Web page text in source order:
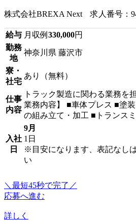
株式会社BREXA Next 求人番号：
給与 月収例 330,000円
勤務
地
神奈川県 藤沢市
寮・
社宅
あり（無料）
仕事
内容
トラック製造に関わる業務
業務内容】 ■車体プレス ■塗
の組み立て・加工 ■トランス
入社
日
9月
1日
※目安になります、表記なし
い
＼最短45秒で完了／
応募へ進む
詳しく